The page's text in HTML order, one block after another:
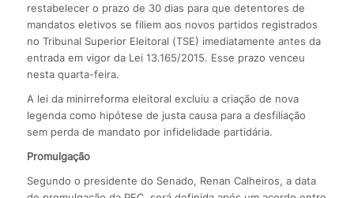
restabelecer o prazo de 30 dias para que detentores de
mandatos eletivos se filiem aos novos partidos registrados
no Tribunal Superior Eleitoral (TSE) imediatamente antes da
entrada em vigor da Lei 13.165/2015. Esse prazo venceu
nesta quarta-feira.
A lei da minirreforma eleitoral excluiu a criação de nova
legenda como hipótese de justa causa para a desfiliação
sem perda de mandato por infidelidade partidária.
Promulgação
Segundo o presidente do Senado, Renan Calheiros, a data